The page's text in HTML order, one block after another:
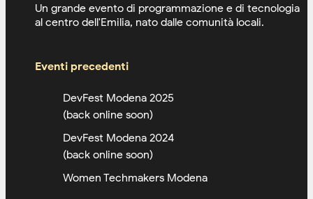
Un grande evento di programmazione e di tecnologia
al centro dell'Emilia, nato dalle comunità locali.
Eventi precedenti
DevFest Modena 2025
(back online soon)
DevFest Modena 2024
(back online soon)
Women Techmakers Modena